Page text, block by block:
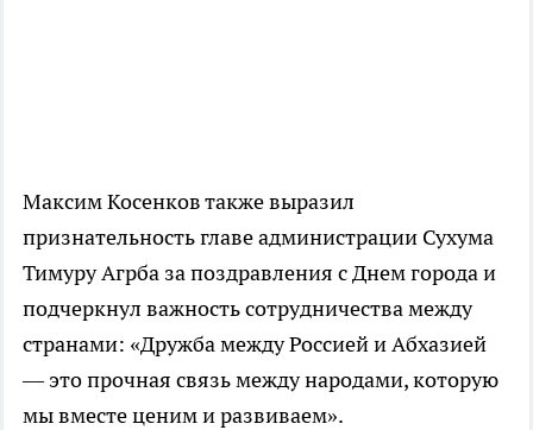
Максим Косенков также выразил
признательность главе администрации Сухума
Тимуру Агрба за поздравления с Днем города и
подчеркнул важность сотрудничества между
странами: «Дружба между Россией и Абхазией
— это прочная связь между народами, которую
мы вместе ценим и развиваем».